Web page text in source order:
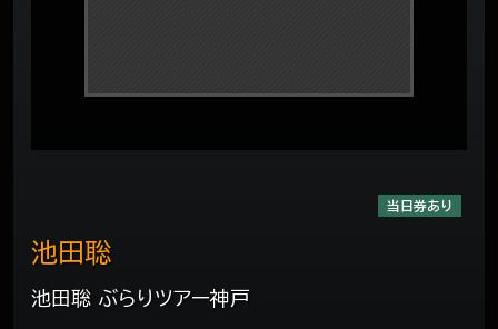
当日券あり
池田聡 ぶらりツアー神戸
池田聡